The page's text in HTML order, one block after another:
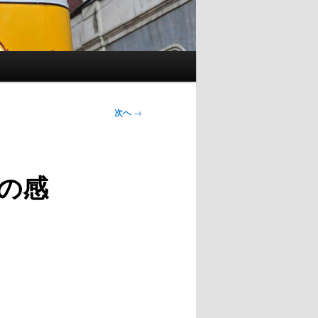
次へ→
感